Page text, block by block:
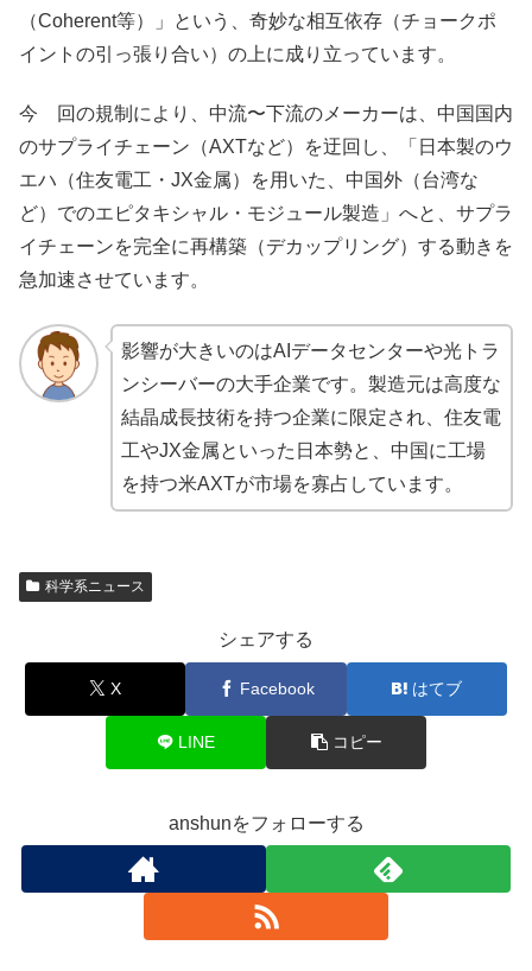
（Coherent等）」という、奇妙な相互依存（チョークポ
イントの引っ張り合い）の上に成り立っています。
今 回の規制により、中流〜下流のメーカーは、中国国内
のサプライチェーン（AXTなど）を迂回し、「日本製のウ
エハ（住友電工・JX金属）を用いた、中国外（台湾な
ど）でのエピタキシャル・モジュール製造」へと、サプラ
イチェーンを完全に再構築（デカップリング）する動きを
急加速させています。
影響が大きいのはAIデータセンターや光トラ
ンシーバーの大手企業です。製造元は高度な
結晶成長技術を持つ企業に限定され、住友電
工やJX金属といった日本勢と、中国に工場
を持つ米AXTが市場を寡占しています。
科学系ニュース
シェアする
X Facebook はてブ
LINE コピー
anshunをフォローする